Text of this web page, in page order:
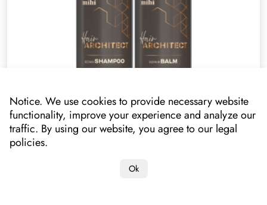
Hair Architect. SET 031600+031601
251001
Notice. We use cookies to provide necessary website
functionality, improve your experience and analyze our
traffic. By using our website, you agree to our legal
policies.
Ok